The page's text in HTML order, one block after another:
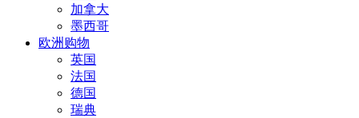
加拿大
墨西哥
欧洲购物
英国
法国
德国
瑞典